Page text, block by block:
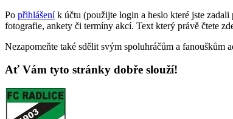
Po přihlášeník účtu (použijte login a heslo které jste zadali
fotografie, ankety či termíny akcí. Text který právě čtete
Nezapomeňte také sdělit svým spoluhráčům a fanouškům
Ať Vám tyto stránky dobře slouží!